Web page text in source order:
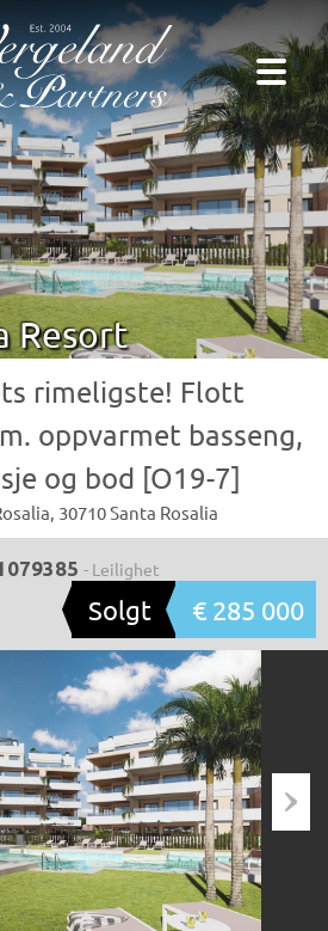
Resort
rimeligste! Flott
oppvarmet basseng,
og bod [O19-7]
30710 Santa Rosalia
- Leilighet
Solgt € 285 000